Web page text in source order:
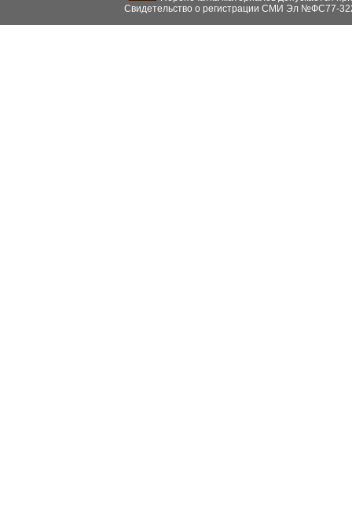
Свидетельство о регистрации СМИ Эл №ФС77-